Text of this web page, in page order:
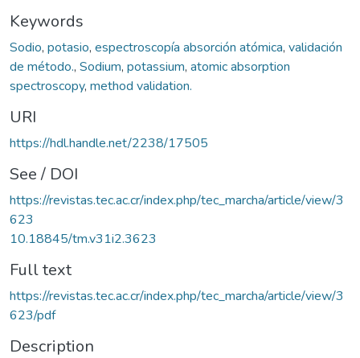
Keywords
Sodio, potasio, espectroscopía absorción atómica, validación
de método., Sodium, potassium, atomic absorption
spectroscopy, method validation.
URI
https://hdl.handle.net/2238/17505
See / DOI
https://revistas.tec.ac.cr/index.php/tec_marcha/article/view/3
623
10.18845/tm.v31i2.3623
Full text
https://revistas.tec.ac.cr/index.php/tec_marcha/article/view/3
623/pdf
Description